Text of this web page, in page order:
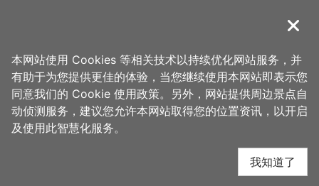
導覽
首页 > 想去的地方 > 美食、购物 > M&H table
M&H table 周边景点
关闭
本网站使用 Cookies 等相关技术以持续优化网站服务，并
有助于为您提供更佳的体验，当您继续使用本网站即表示您
同意我们的 Cookie 使用政策。另外，网站提供周边景点自
动侦测服务，建议您允许本网站取得您的位置资讯，以开启
及使用此智慧化服务。
我知道了